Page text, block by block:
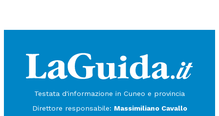
Testata d'informazione in Cuneo e provincia
Direttore responsabile: Massimiliano Cavallo